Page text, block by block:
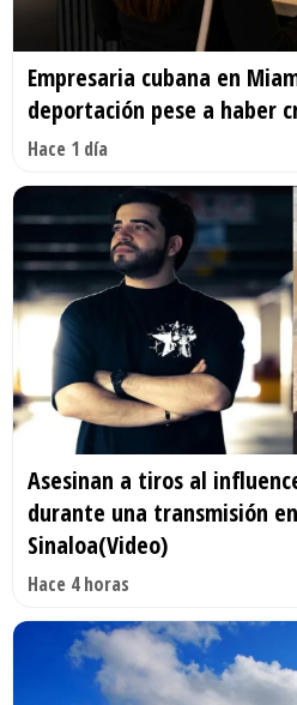
Empresaria cubana en
deportación pese a haber
Hace 1 día
Asesinan a tiros al
durante una transmisión
Sinaloa(Video)
Hace 4 horas